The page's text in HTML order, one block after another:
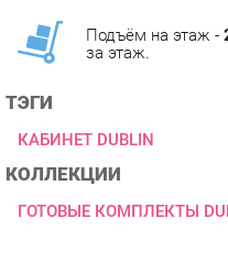
ТЭГИ
ОПИСАНИЕ